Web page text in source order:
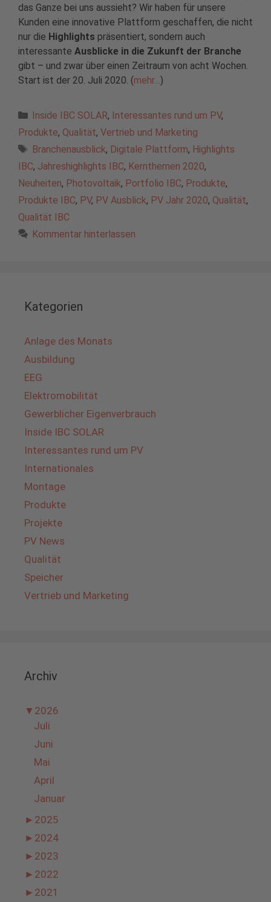
das Ganze bei uns aussieht? Wir haben für unsere
Kunden eine innovative Plattform geschaffen, die nicht
nur die Highlights präsentiert, sondern auch
interessante Ausblicke in die Zukunft der Branche
gibt – und zwar über einen Zeitraum von acht Wochen.
Start ist der 20. Juli 2020. (mehr…)
Kategorien
Inside IBC SOLAR, Interessantes rund um PV,
Produkte, Qualität, Vertrieb und Marketing
Schlagwörter
Branchenausblick, Digitale Plattform, Highlights
IBC, Jahreshighlights IBC, Kernthemen 2020,
Neuheiten, Photovoltaik, Portfolio IBC, Produkte,
Produkte IBC, PV, PV Ausblick, PV Jahr 2020, Qualität,
Qualität IBC
Kommentar hinterlassen
Kategorien
Anlage des Monats
Ausbildung
EEG
Elektromobilität
Gewerblicher Eigenverbrauch
Inside IBC SOLAR
Interessantes rund um PV
Internationales
Montage
Produkte
Projekte
PV News
Qualität
Speicher
Vertrieb und Marketing
Archiv
▼ 2026
Juli
Juni
Mai
April
Januar
► 2025
► 2024
► 2023
► 2022
► 2021